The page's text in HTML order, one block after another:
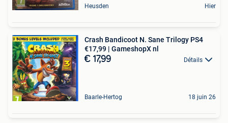
Heusden Hier
Crash Bandicoot N. Sane Trilogy PS4
€17,99 | GameshopX nl
€ 17,99 Détails
Baarle-Hertog 18 juin 26